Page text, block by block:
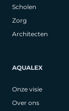
Scholen
Zorg
Architecten
AQUALEX
Onze visie
Over ons